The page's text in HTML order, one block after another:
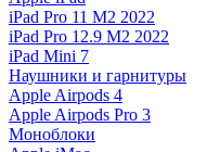
iPad Pro 11 M2 2022
iPad Pro 12.9 M2 2022
iPad Mini 7
Наушники и гарнитуры
Apple Airpods 4
Apple Airpods Pro 3
Моноблоки